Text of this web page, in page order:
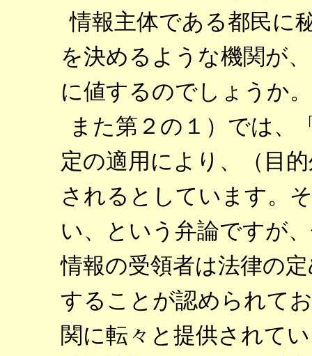
情報主体である都民に
を決めるような機関が
に値するのでしょうか。
また第２の１）では、
定の適用により、（目
されるとしています。
い、という弁論ですが
情報の受領者は法律の
することが認められて
関に転々と提供されて